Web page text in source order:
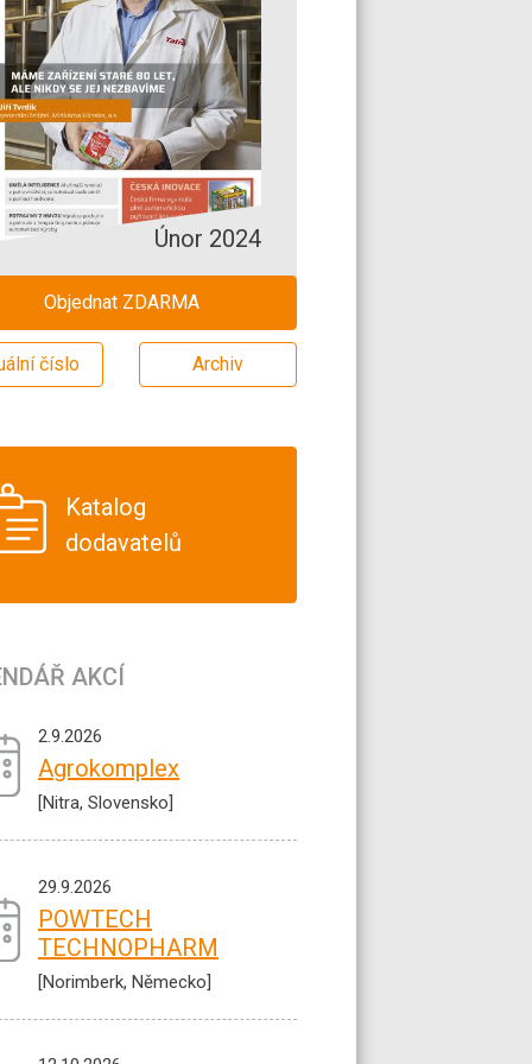
Únor 2024
Objednat ZDARMA
číslo Archiv
Katalog
dodavatelů
AKCÍ
2.9.2026
Agrokomplex
[Nitra, Slovensko]
29.9.2026
POWTECH
TECHNOPHARM
[Norimberk, Německo]